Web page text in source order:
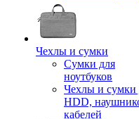
Чехлы и сумки
Сумки для
ноутбуков
Чехлы и сумки
HDD,
кабелей